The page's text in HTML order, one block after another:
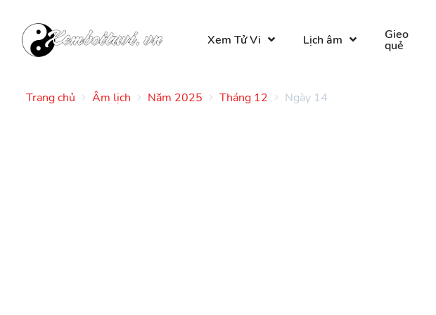
Xem Tử Vi Lịch âm Gieo
quẻ
Trang chủ Âm lịch Năm 2025 Tháng 12 Ngày 14